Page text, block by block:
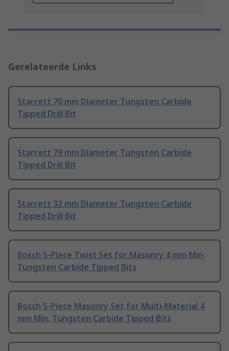
Gerelateerde Links
Starrett 70 mm Diameter Tungsten Carbide
Tipped Drill Bit
Starrett 79 mm Diameter Tungsten Carbide
Tipped Drill Bit
Starrett 32 mm Diameter Tungsten Carbide
Tipped Drill Bit
Bosch 5-Piece Twist Set for Masonry 4 mm Min,
Tungsten Carbide Tipped Bits
Bosch 5-Piece Masonry Set for Multi-Material 4
mm Min, Tungsten Carbide Tipped Bits